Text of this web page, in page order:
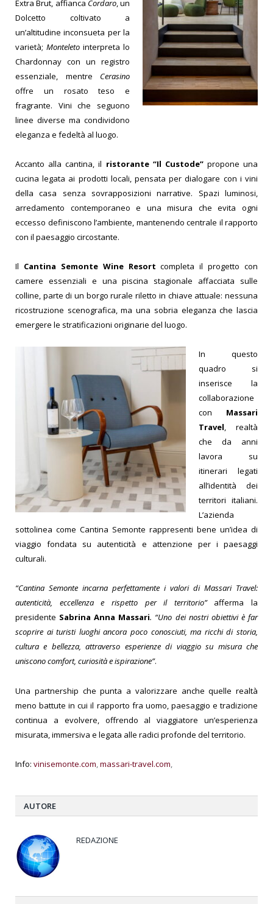
Extra Brut, affianca Cordaro, un
Dolcetto coltivato a
un’altitudine inconsueta per la
varietà; Monteleto interpreta lo
Chardonnay con un registro
essenziale, mentre Cerasino
offre un rosato teso e
fragrante. Vini che seguono
linee diverse ma condividono
eleganza e fedeltà al luogo.
Accanto alla cantina, il ristorante “Il Custode”propone una
cucina legata ai prodotti locali, pensata per dialogare con i vini
della casa senza sovrapposizioni narrative. Spazi luminosi,
arredamento contemporaneo e una misura che evita ogni
eccesso definiscono l’ambiente, mantenendo centrale il rapporto
con il paesaggio circostante.
Il Cantina Semonte Wine Resort completa il progetto con
camere essenziali e una piscina stagionale affacciata sulle
colline, parte di un borgo rurale riletto in chiave attuale: nessuna
ricostruzione scenografica, ma una sobria eleganza che lascia
emergere le stratificazioni originarie del luogo.
In questo
quadro si
inserisce la
collaborazione
con Massari
Travel, realtà
che da anni
lavora su
itinerari legati
all’identità dei
territori italiani.
L’azienda
sottolinea come Cantina Semonte rappresenti bene un’idea di
viaggio fondata su autenticità e attenzione per i paesaggi
culturali.
“Cantina Semonte incarna perfettamente i valori di Massari Travel:
autenticità, eccellenza e rispetto per il territorio” afferma la
presidente Sabrina Anna Massari. “Uno dei nostri obiettivi è far
scoprire ai turisti luoghi ancora poco conosciuti, ma ricchi di storia,
cultura e bellezza, attraverso esperienze di viaggio su misura che
uniscono comfort, curiosità e ispirazione”.
Una partnership che punta a valorizzare anche quelle realtà
meno battute in cui il rapporto fra uomo, paesaggio e tradizione
continua a evolvere, offrendo al viaggiatore un’esperienza
misurata, immersiva e legata alle radici profonde del territorio.
Info: vinisemonte.com,massari-travel.com,
AUTORE
REDAZIONE